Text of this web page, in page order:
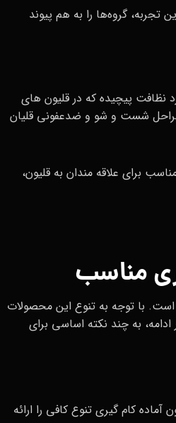
گروه‌ها را به هم پیوند
نظافت پیچیده که در قلیون‌ های
شست و شو و ضدعفونی قلیان
برای علاقه‌ مندان به قلیون،
مناسب
است. با توجه به تنوع این محصولات
به چند نکته اساسی برای
کام گیری تنوع کافی را ارائه